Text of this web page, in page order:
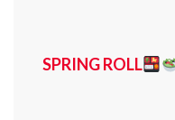
SPRING ROLL